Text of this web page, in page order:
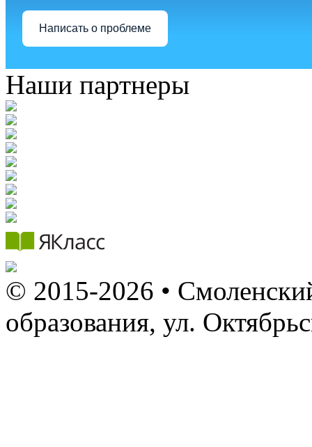
Написать о проблеме
Наши партнеры
© 2015-2026 •
образования, ул.